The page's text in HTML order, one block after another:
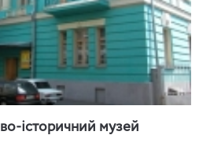
історичний музей